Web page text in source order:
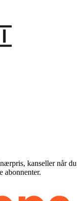
kanseller når du
abonnenter.